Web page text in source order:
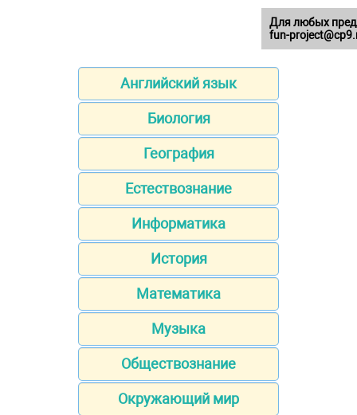
Английский язык
Биология
География
Естествознание
Информатика
История
Математика
Музыка
Обществознание
Окружающий мир
Для любых
fun-